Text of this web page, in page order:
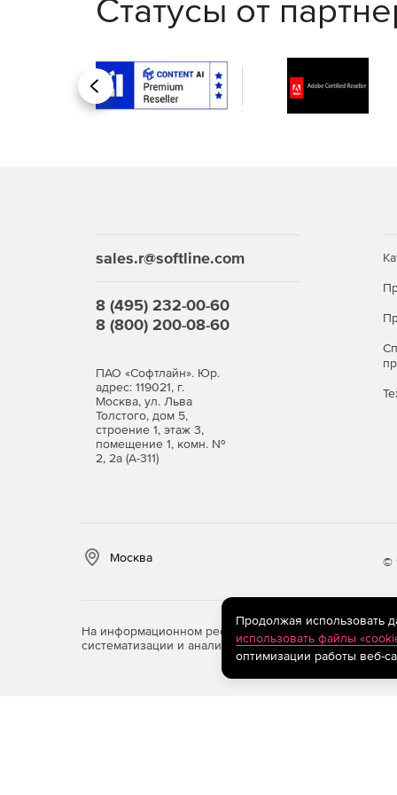
Статусы от
Назад
sales.r@softline.com
8 (495) 232-00-60
8 (800) 200-08-60
ПАО «Софтлайн». Юр.
адрес: 119021, г.
Москва, ул. Льва
Толстого, дом 5,
строение 1, этаж 3,
помещение 1, комн. №
2, 2а (А-311)
Москва ©
На информационном ресурсе store.softline.ru
систематизации и анализа сведений, относящихся
Продолжая использовать
использовать файлы
оптимизации работы веб-